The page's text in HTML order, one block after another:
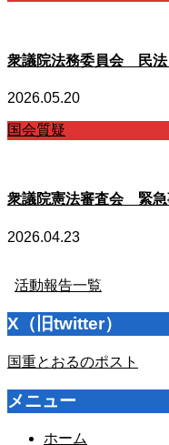
衆議院法務委員会 民
2026.05.20
国会質疑
衆議院憲法審査会 緊急
2026.04.23
活動報告一覧
X（旧twitter）
国重とおるのポスト
メニュー
ホーム